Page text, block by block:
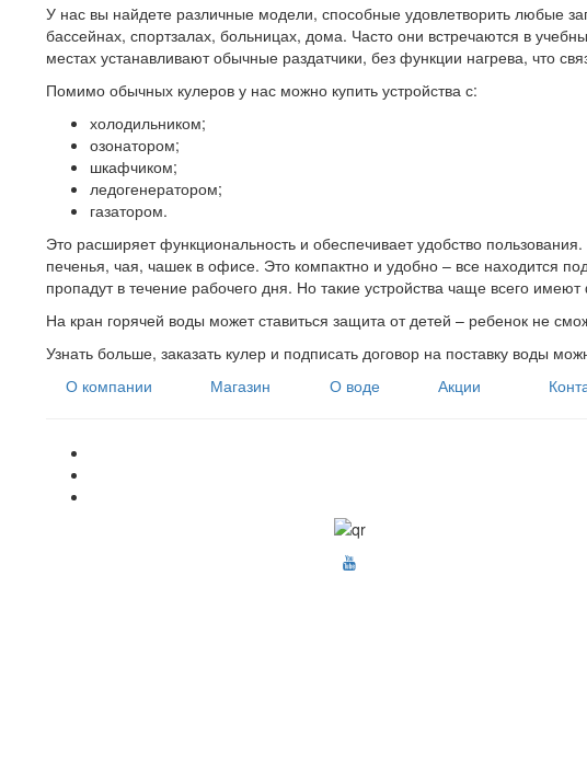
У нас вы найдете различные модели, способные удовлетворить любые
бассейнах, спортзалах, больницах, дома. Часто они встречаются в
местах устанавливают обычные раздатчики, без функции нагрева, что
Помимо обычных кулеров у нас можно купить устройства с:
холодильником;
озонатором;
шкафчиком;
ледогенератором;
газатором.
Это расширяет функциональность и обеспечивает удобство
печенья, чая, чашек в офисе. Это компактно и удобно – все находится
пропадут в течение рабочего дня. Но такие устройства чаще всего
На кран горячей воды может ставиться защита от детей – ребенок не
Узнать больше, заказать кулер и подписать договор на поставку воды
О компании Магазин О воде Акции